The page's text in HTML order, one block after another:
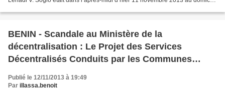
BENIN - Scandale au Ministère de la
décentralisation : Le Projet des Services
Décentralisés Conduits par les Communes
Publié le 12/11/2013 à 19:49
Par illassa.benoit